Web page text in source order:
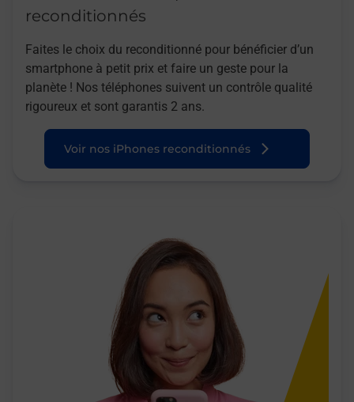
reconditionnés
Faites le choix du reconditionné pour bénéficier d’un
smartphone à petit prix et faire un geste pour la
planète ! Nos téléphones suivent un contrôle qualité
rigoureux et sont garantis 2 ans.
Voir nos iPhones reconditionnés